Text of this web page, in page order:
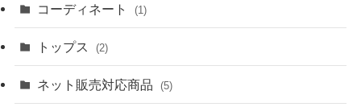
コーディネート (1)
トップス (2)
ネット販売対応商品 (5)